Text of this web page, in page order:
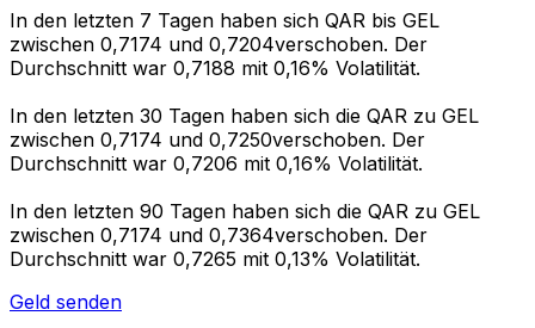
In den letzten 7 Tagen haben sich QAR bis GEL
zwischen 0,7174 und 0,7204verschoben. Der
Durchschnitt war 0,7188 mit 0,16% Volatilität.
In den letzten 30 Tagen haben sich die QAR zu GEL
zwischen 0,7174 und 0,7250verschoben. Der
Durchschnitt war 0,7206 mit 0,16% Volatilität.
In den letzten 90 Tagen haben sich die QAR zu GEL
zwischen 0,7174 und 0,7364verschoben. Der
Durchschnitt war 0,7265 mit 0,13% Volatilität.
Geld senden